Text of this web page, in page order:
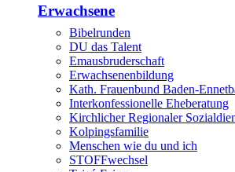
Erwachsene
Bibelrunden
DU das Talent
Emausbruderschaft
Erwachsenenbildung
Kath. Frauenbund Baden-
Interkonfessionelle Eheberatung
Kirchlicher Regionaler
Kolpingsfamilie
Menschen wie du und ich
STOFFwechsel